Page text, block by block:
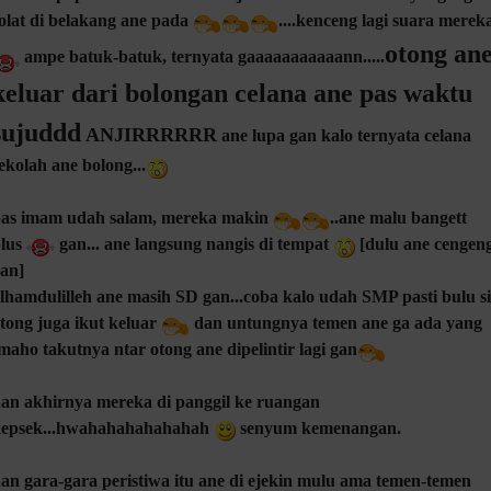
di belakang ane pada
....kenceng lagi suara
ampe batuk-batuk, ternyata gaaaaaaaaaaann.....otong ane
dari bolongan celana ane pas waktu
ANJIRRRRRR ane lupa gan kalo ternyata celana
ane bolong...
imam udah salam, mereka makin
..ane malu bangett
gan... ane langsung nangis di tempat
[dulu ane
ane masih SD gan...coba kalo udah SMP pasti bulu si
juga ikut keluar
dan untungnya temen ane ga ada yang
takutnya ntar otong ane dipelintir lagi gan
akhirnya mereka di panggil ke ruangan
senyum kemenangan.
gara-gara peristiwa itu ane di ejekin mulu ama temen-temen